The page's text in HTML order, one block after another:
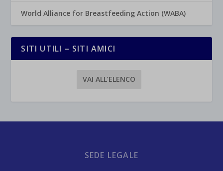
World Alliance for Breastfeeding Action (WABA)
SITI UTILI – SITI AMICI
VAI ALL’ELENCO
SEDE LEGALE